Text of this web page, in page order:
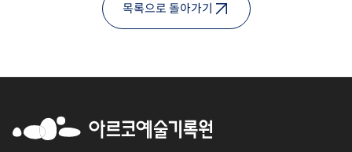
목록으로 돌아가기